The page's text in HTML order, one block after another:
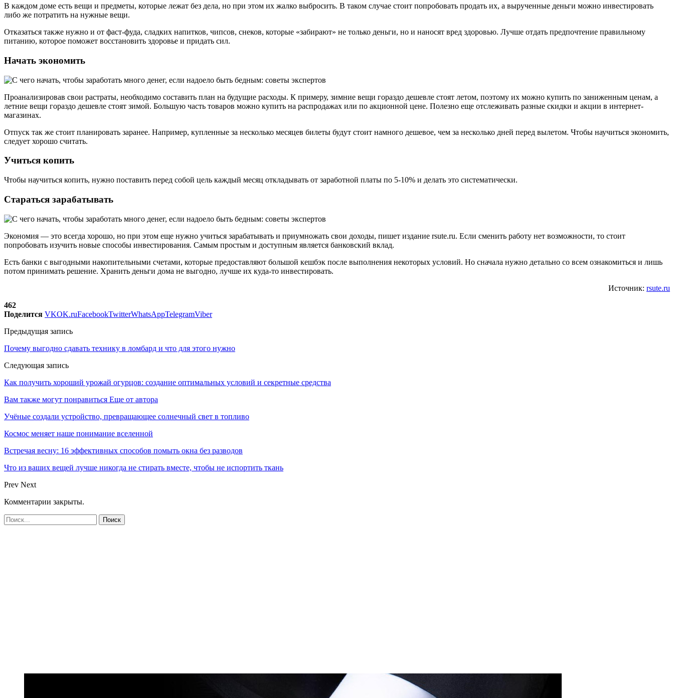
В каждом доме есть вещи и предметы, которые лежат без дела, но при этом их жалко выбросить. В таком случае стоит попробовать продать их, а вырученные деньги можно инвестировать
либо же потратить на нужные вещи.
Отказаться также нужно и от фаст-фуда, сладких напитков, чипсов, снеков, которые «забирают» не только деньги, но и наносят вред здоровью. Лучше отдать предпочтение правильному
питанию, которое поможет восстановить здоровье и придать сил.
Начать экономить
Проанализировав свои растраты, необходимо составить план на будущие расходы. К примеру, зимние вещи гораздо дешевле стоят летом, поэтому их можно купить по заниженным ценам, а
летние вещи гораздо дешевле стоят зимой. Большую часть товаров можно купить на распродажах или по акционной цене. Полезно еще отслеживать разные скидки и акции в интернет-
магазинах.
Отпуск так же стоит планировать заранее. Например, купленные за несколько месяцев билеты будут стоит намного дешевое, чем за несколько дней перед вылетом. Чтобы научиться экономить,
следует хорошо считать.
Учиться копить
Чтобы научиться копить, нужно поставить перед собой цель каждый месяц откладывать от заработной платы по 5-10% и делать это систематически.
Стараться зарабатывать
Экономия — это всегда хорошо, но при этом еще нужно учиться зарабатывать и приумножать свои доходы, пишет издание rsute.ru. Если сменить работу нет возможности, то стоит
попробовать изучить новые способы инвестирования. Самым простым и доступным является банковский вклад.
Есть банки с выгодными накопительными счетами, которые предоставляют большой кешбэк после выполнения некоторых условий. Но сначала нужно детально со всем ознакомиться и лишь
потом принимать решение. Хранить деньги дома не выгодно, лучше их куда-то инвестировать.
Источник: rsute.ru
462
Поделится VKOK.ruFacebookTwitterWhatsAppTelegramViber
Предыдущая запись
Почему выгодно сдавать технику в ломбард и что для этого нужно
Следующая запись
Как получить хороший урожай огурцов: создание оптимальных условий и секретные средства
Вам также могут понравиться Еще от автора
Учёные создали устройство, превращающее солнечный свет в топливо
Космос меняет наше понимание вселенной
Встречая весну: 16 эффективных способов помыть окна без разводов
Что из ваших вещей лучше никогда не стирать вместе, чтобы не испортить ткань
Prev Next
Комментарии закрыты.